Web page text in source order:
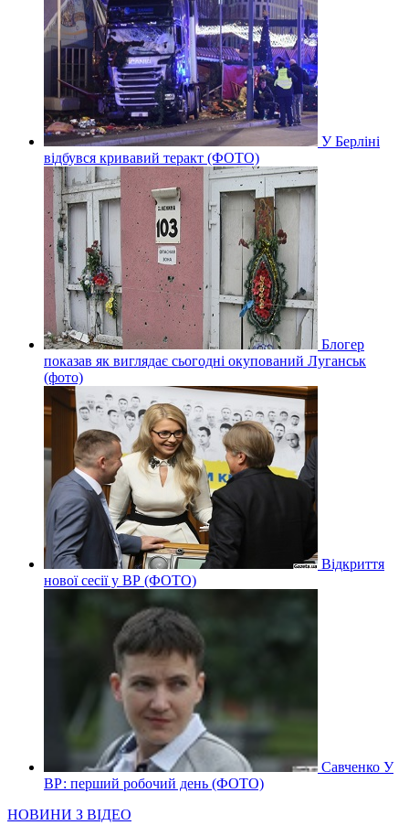
У Берліні
відбувся кривавий теракт (ФОТО)
Блогер
показав як виглядає сьогодні окупований Луганськ
(фото)
Відкриття
нової сесії у ВР (ФОТО)
Савченко У
ВР: перший робочий день (ФОТО)
НОВИНИ З ВІДЕО